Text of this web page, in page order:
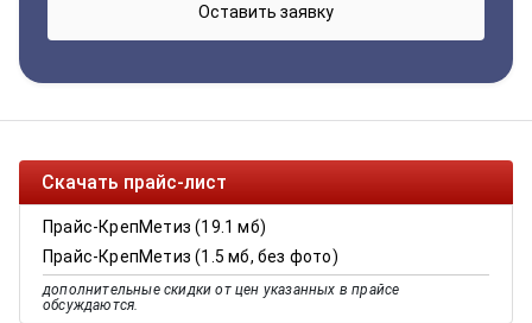
Скачать прайс-лист
Прайс-КрепМетиз (19.1 мб)
Прайс-КрепМетиз (1.5 мб, без фото)
дополнительные скидки от цен указанных в прайсе
обсуждаются.